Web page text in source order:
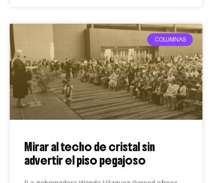
COLUMNAS
Mirar al techo de cristal sin
advertir el piso pegajoso